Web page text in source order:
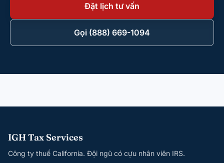
Đặt lịch tư vấn
Gọi (888) 669-1094
IGH Tax Services
Công ty thuế California. Đội ngũ có cựu nhân viên IRS.